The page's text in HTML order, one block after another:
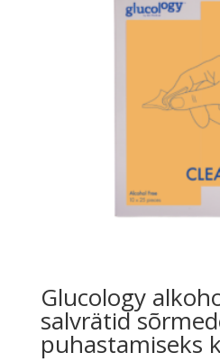
Glucology
salvrätid
puhastamiseks